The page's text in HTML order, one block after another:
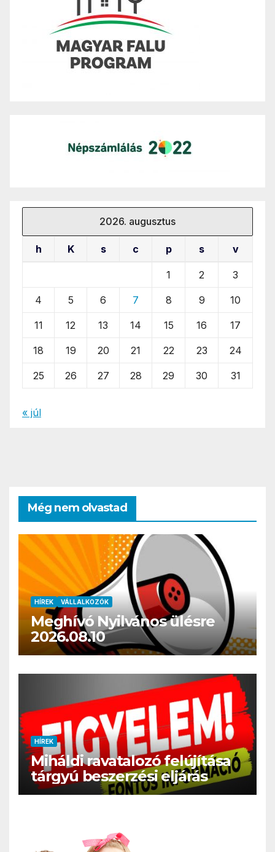
2026. augusztus
h K s c p s v
1 2 3
4 5 6 7 8 9 10
11 12 13 14 15 16 17
18 19 20 21 22 23 24
25 26 27 28 29 30 31
« júl
Még nem olvastad
HÍREK VÁLLALKOZÓK
Meghívó Nyilvános ülésre
2026.08.10
HÍREK
Miháldi ravatalozó felújítása
tárgyú beszerzési eljárás